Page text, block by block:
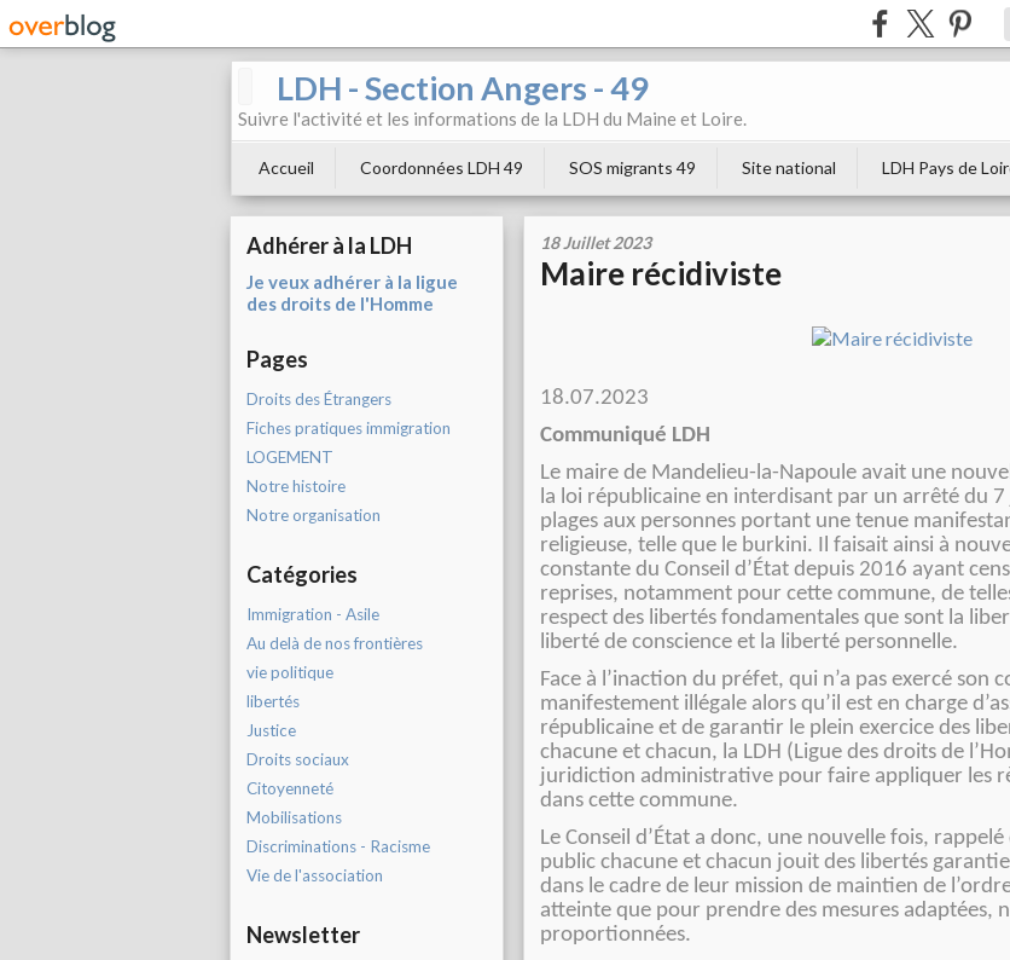
LDH - Section Angers - 49
Suivre l'activité et les informations de la LDH du Maine et Loire.
Accueil Coordonnées LDH 49 SOS migrants 49 Site national LDH Pays de
Adhérer à la LDH
Je veux adhérer à la ligue
des droits de l'Homme
Pages
Droits des Étrangers
Fiches pratiques immigration
LOGEMENT
Notre histoire
Notre organisation
Catégories
Immigration - Asile
Au delà de nos frontières
vie politique
libertés
Justice
Droits sociaux
Citoyenneté
Mobilisations
Discriminations - Racisme
Vie de l'association
Newsletter
18 Juillet 2023
Maire récidiviste
18.07.2023
Communiqué LDH
Le maire de Mandelieu-la-Napoule avait une
la loi républicaine en interdisant par un arrêté du 7
plages aux personnes portant une tenue
religieuse, telle que le burkini. Il faisait ainsi à
constante du Conseil d’État depuis 2016 ayant
reprises, notamment pour cette commune, de
respect des libertés fondamentales que sont la
liberté de conscience et la liberté personnelle.
Face à l’inaction du préfet, qui n’a pas exercé son
manifestement illégale alors qu’il est en charge
républicaine et de garantir le plein exercice des
chacune et chacun, la LDH (Ligue des droits de
juridiction administrative pour faire appliquer les
dans cette commune.
Le Conseil d’État a donc, une nouvelle fois, rappelé
public chacune et chacun jouit des libertés
dans le cadre de leur mission de maintien de
atteinte que pour prendre des mesures adaptées,
proportionnées.